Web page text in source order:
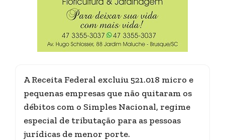
A Receita Federal excluiu 521.018 micro e
pequenas empresas que não quitaram os
débitos com o Simples Nacional, regime
especial de tributação para as pessoas
jurídicas de menor porte.